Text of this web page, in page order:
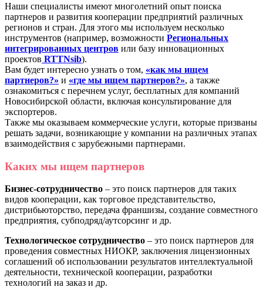
Наши специалисты имеют многолетний опыт поиска
партнеров и развития кооперации предприятий различных
регионов и стран. Для этого мы используем несколько
инструментов (например, возможности Региональных
интегрированных центров или базу инновационных
проектов RTTNsib).
Вам будет интересно узнать о том, «как мы ищем
партнеров?» и «где мы ищем партнеров?», а также
ознакомиться с перечнем услуг, бесплатных для компаний
Новосибирской области, включая консультирование для
экспортеров.
Также мы оказываем коммерческие услуги, которые призваны
решать задачи, возникающие у компании на различных этапах
взаимодействия с зарубежными партнерами.
Каких мы ищем партнеров
Бизнес-сотрудничество – это поиск партнеров для таких
видов кооперации, как торговое представительство,
дистрибьюторство, передача франшизы, создание совместного
предприятия, субподряд/аутсорсинг и др.
Технологическое сотрудничество – это поиск партнеров для
проведения совместных НИОКР, заключения лицензионных
соглашений об использовании результатов интеллектуальной
деятельности, технической кооперации, разработки
технологий на заказ и др.